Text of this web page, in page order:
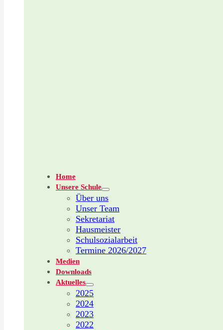
Home
Unsere Schule
Über uns
Unser Team
Sekretariat
Hausmeister
Schulsozialarbeit
Termine 2026/2027
Medien
Downloads
Aktuelles
2025
2024
2023
2022